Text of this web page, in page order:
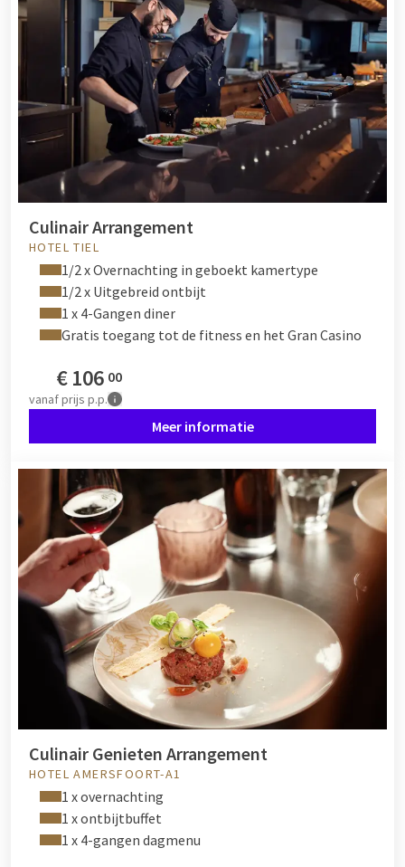
Culinair Arrangement
HOTEL TIEL
1/2 x Overnachting in geboekt kamertype
1/2 x Uitgebreid ontbijt
1 x 4-Gangen diner
Gratis toegang tot de fitness en het Gran Casino
€106 00
vanafprijs p.p.
Meer informatie
Culinair Genieten Arrangement
HOTEL AMERSFOORT-A1
1 x overnachting
1 x ontbijtbuffet
1 x 4-gangen dagmenu